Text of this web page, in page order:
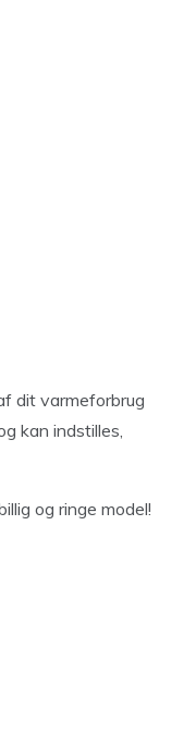
dit varmeforbrug
kan indstilles,
og ringe model!